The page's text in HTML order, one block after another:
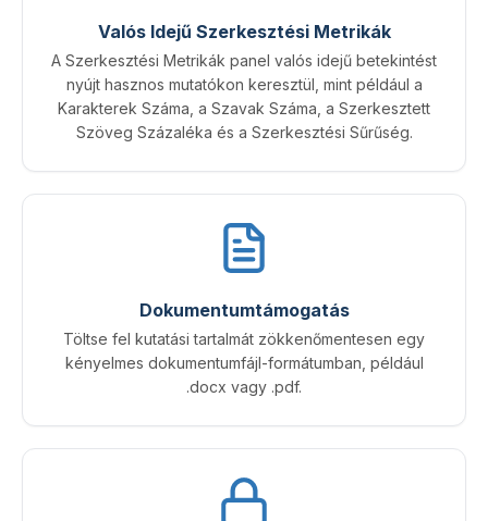
Valós Idejű Szerkesztési Metrikák
A Szerkesztési Metrikák panel valós idejű betekintést
nyújt hasznos mutatókon keresztül, mint például a
Karakterek Száma, a Szavak Száma, a Szerkesztett
Szöveg Százaléka és a Szerkesztési Sűrűség.
Dokumentumtámogatás
Töltse fel kutatási tartalmát zökkenőmentesen egy
kényelmes dokumentumfájl-formátumban, például
.docx vagy .pdf.